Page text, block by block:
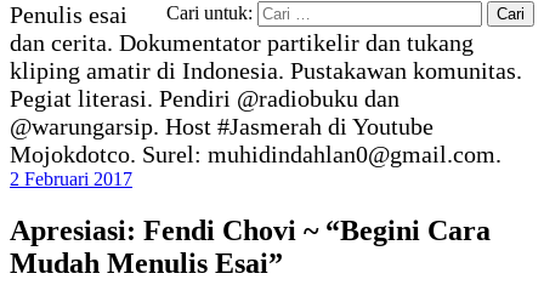
Cari untuk:
Penulis esai
dan cerita. Dokumentator partikelir dan tukang
kliping amatir di Indonesia. Pustakawan komunitas.
Pegiat literasi. Pendiri @radiobuku dan
@warungarsip. Host #Jasmerah di Youtube
Mojokdotco. Surel: muhidindahlan0@gmail.com.
2 Februari 2017
Apresiasi: Fendi Chovi ~ “Begini Cara
Mudah Menulis Esai”